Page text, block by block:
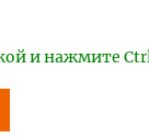
и нажмите